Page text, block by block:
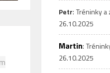
Petr: Tréninky a
26.10.2025
Martin:
26.10.2025